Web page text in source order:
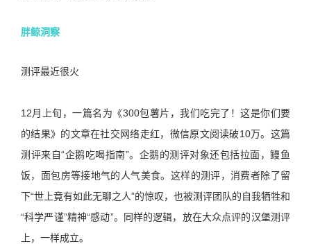
胖鲸洞察
测评最近很火
12月上旬，一篇名为《300包薯片，我们吃完了！这是你们要
的结果》的文章在社交网络走红，微信原文阅读破10万。这篇
测评来自“企鹅吃喝指南”。企鹅的测评对象还包括拉面，鳗鱼
饭，面包房等接地气的人气美食。这样的测评，消费者除了留
下“世上竟有如此无聊之人”的惊叹，也被测评团队的自我牺牲和
“科学严谨”精神“感动”。同样的逻辑，放在大众点评的汉堡测评
上，一样成立。